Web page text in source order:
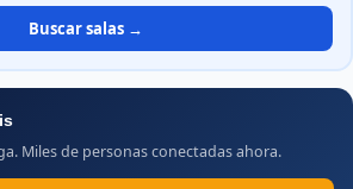
Buscar salas →
Miles de personas conectadas ahora.